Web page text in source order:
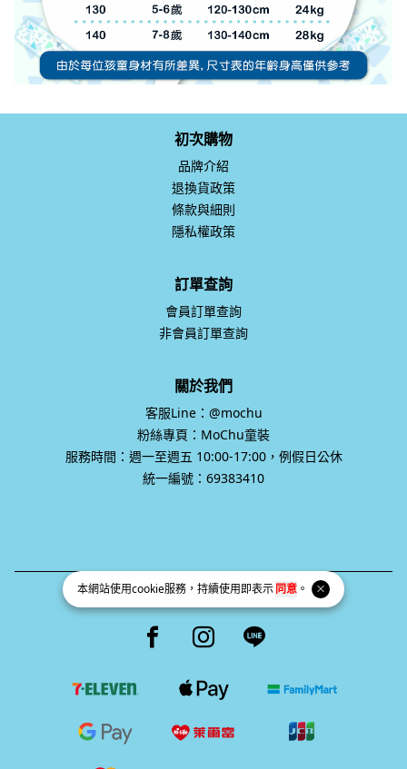
本網站使用cookie服務，持續使用即表示同意 。
初次購物
品牌介紹
退換貨政策
條款與細則
隱私權政策
訂單查詢
會員訂單查詢
非會員訂單查詢
關於我們
客服Line：@mochu
粉絲專頁：MoChu童裝
服務時間：週一至週五 10:00-17:00，例假日公休
統一編號：69383410
Facebook page
Instagram page
Line page